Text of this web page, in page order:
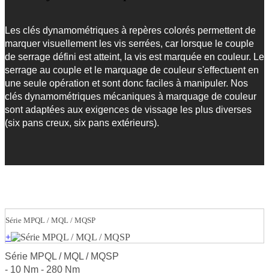
Les clés dynamométriques à repères colorés permettent de
marquer visuellement les vis serrées, car lorsque le couple
de serrage défini est atteint, la vis est marquée en couleur. Le
serrage au couple et le marquage de couleur s'effectuent en
une seule opération et sont donc faciles à manipuler. Nos
clés dynamométriques mécaniques à marquage de couleur
sont adaptées aux exigences de vissage les plus diverses
(six pans creux, six pans extérieurs).
Série MPQL / MQL / MQSP
+
Série MPQL / MQL / MQSP
- 10 Nm - 280 Nm